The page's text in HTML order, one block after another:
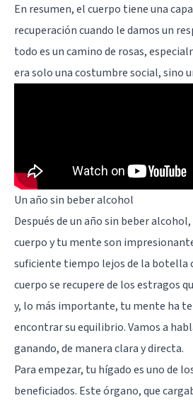
En resumen, el cuerpo tiene una
recuperación cuando le damos un
todo es un camino de rosas,
era solo una costumbre social, sino
Un año sin beber alcohol
Después de un año sin beber
cuerpo y tu mente son
suficiente tiempo lejos de la botella
cuerpo se recupere de los estragos
y, lo más importante, tu mente ha
encontrar su equilibrio. Vamos a
ganando, de manera clara y directa.
Para empezar, tu hígado es uno de
beneficiados. Este órgano, que